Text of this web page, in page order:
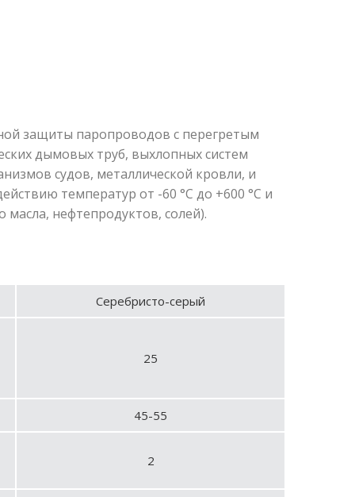
защиты паропроводов с перегретым
дымовых труб, выхлопных систем
судов, металлической кровли, и
температур от -60 °С до +600 °С и
нефтепродуктов, солей).
Серебристо-серый
25
45-55
2